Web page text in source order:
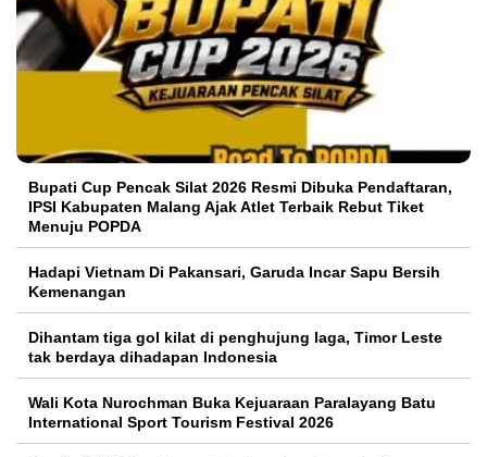
Bupati Cup Pencak Silat 2026 Resmi Dibuka Pendaftaran,
IPSI Kabupaten Malang Ajak Atlet Terbaik Rebut Tiket
Menuju POPDA
Hadapi Vietnam Di Pakansari, Garuda Incar Sapu Bersih
Kemenangan
Dihantam tiga gol kilat di penghujung laga, Timor Leste
tak berdaya dihadapan Indonesia
Wali Kota Nurochman Buka Kejuaraan Paralayang Batu
International Sport Tourism Festival 2026